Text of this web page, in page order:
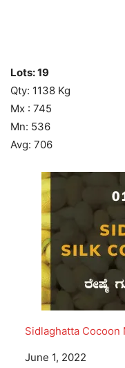
Lots: 19
Qty: 1138 Kg
Mx : 745
Mn: 536
Avg: 706
Sidlaghatta
Date
June 1, 2022